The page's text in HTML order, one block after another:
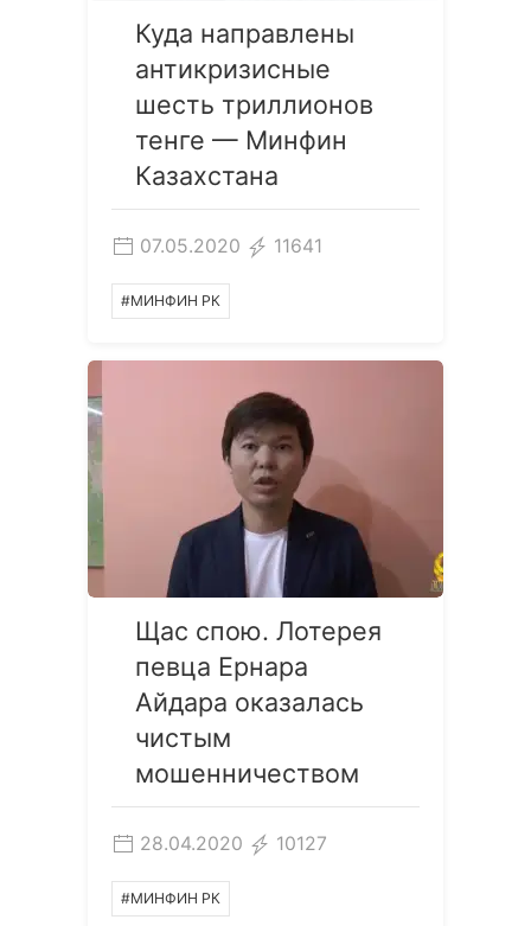
Куда направлены
антикризисные
шесть триллионов
тенге — Минфин
Казахстана
07.05.2020 11641
#МИНФИН РК
Щас спою. Лотерея
певца Ернара
Айдара оказалась
чистым
мошенничеством
28.04.2020 10127
#МИНФИН РК